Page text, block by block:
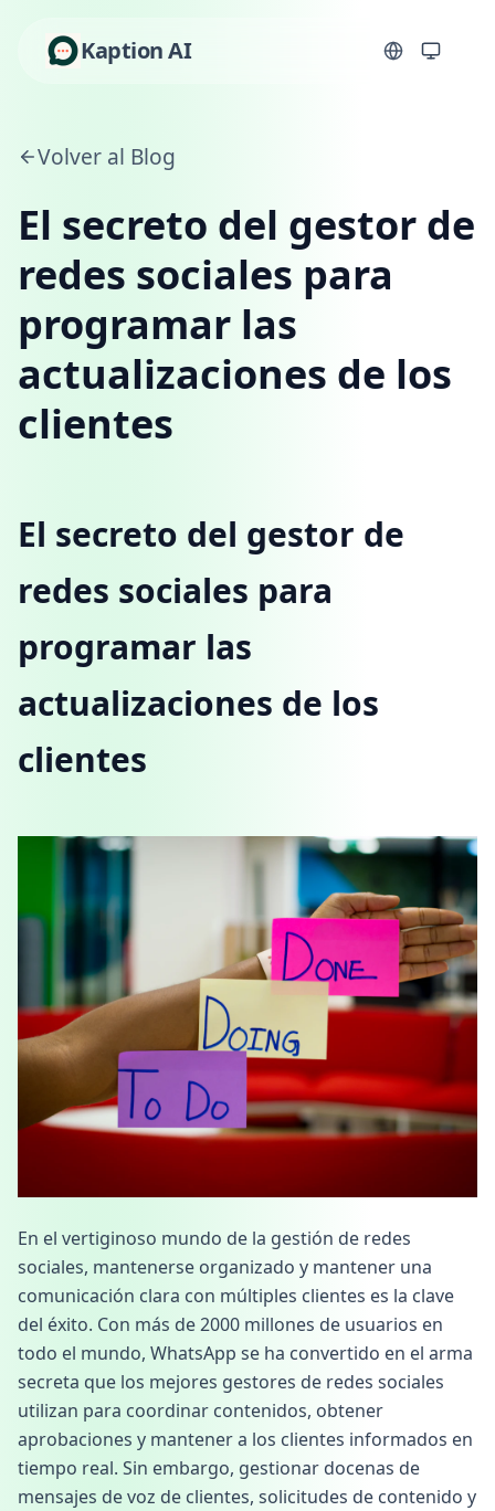
Kaption AI
Volver al Blog
El secreto del gestor de
redes sociales para
programar las
actualizaciones de los
clientes
El secreto del gestor de
redes sociales para
programar las
actualizaciones de los
clientes
En el vertiginoso mundo de la gestión de redes
sociales, mantenerse organizado y mantener una
comunicación clara con múltiples clientes es la clave
del éxito. Con más de 2000 millones de usuarios en
todo el mundo, WhatsApp se ha convertido en el arma
secreta que los mejores gestores de redes sociales
utilizan para coordinar contenidos, obtener
aprobaciones y mantener a los clientes informados en
tiempo real. Sin embargo, gestionar docenas de
mensajes de voz de clientes, solicitudes de contenido y